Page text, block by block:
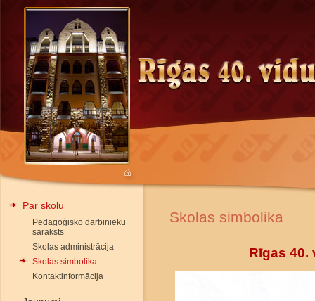
Par skolu
Pedagoģisko darbinieku
saraksts
Skolas administrācija
Skolas simbolika
Kontaktinformācija
Skolas simbolika
Rīgas